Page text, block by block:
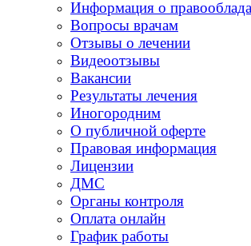
Информация о
Вопросы врачам
Отзывы о лечении
Видеоотзывы
Вакансии
Результаты лечения
Иногородним
О публичной оферте
Правовая информация
Лицензии
ДМС
Органы контроля
Оплата онлайн
График работы